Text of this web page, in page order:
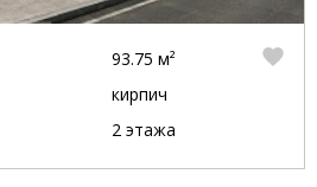
93.75 м²
кирпич
2 этажа